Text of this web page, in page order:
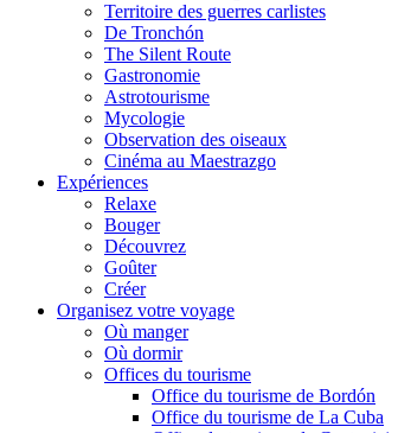
Territoire des guerres carlistes
De Tronchón
The Silent Route
Gastronomie
Astrotourisme
Mycologie
Observation des oiseaux
Cinéma au Maestrazgo
Expériences
Relaxe
Bouger
Découvrez
Goûter
Créer
Organisez votre voyage
Où manger
Où dormir
Offices du tourisme
Office du tourisme de Bordón
Office du tourisme de La Cuba